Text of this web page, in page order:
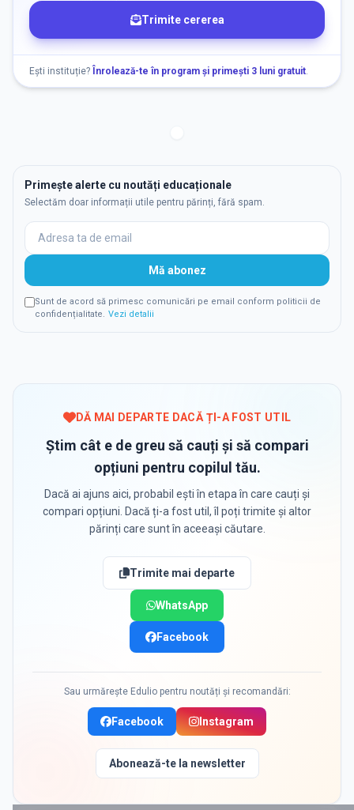
Trimite cererea
Ești instituție? Înrolează-te în program și primești 3 luni gratuit.
Primește alerte cu noutăți educaționale
Selectăm doar informații utile pentru părinți, fără spam.
Mă abonez
Sunt de acord să primesc comunicări pe email conform politicii de
confidențialitate. Vezi detalii
DĂ MAI DEPARTE DACĂ ȚI-A FOST UTIL
Știm cât e de greu să cauți și să compari
opțiuni pentru copilul tău.
Dacă ai ajuns aici, probabil ești în etapa în care cauți și
compari opțiuni. Dacă ți-a fost util, îl poți trimite și altor
părinți care sunt în aceeași căutare.
Trimite mai departe
WhatsApp
Facebook
Sau urmărește Edulio pentru noutăți și recomandări:
Facebook Instagram
Abonează-te la newsletter